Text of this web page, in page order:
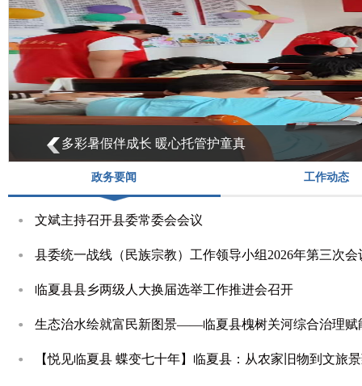
临夏县：“香约南塬 ‘桃’你喜欢” 文旅促农增收暨油
政务要闻 工作动态
文斌主持召开县委常委会会议
县委统一战线（民族宗教）工作领导小组2026年第三次会
临夏县县乡两级人大换届选举工作推进会召开
生态治水绘就富民新图景——临夏县槐树关河综合治理赋
【悦见临夏县 蝶变七十年】临夏县：从农家旧物到文旅